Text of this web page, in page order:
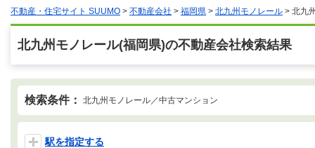
不動産・住宅サイト SUUMO > 不動産会社 > 福岡県 > 北九州モノレール > 北九
北九州モノレール(福岡県)の不動産会社検索結果
検索条件： 北九州モノレール／中古マンション
駅を指定する